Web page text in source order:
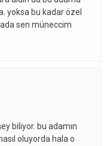
yoksa bu kadar özel
sen müneccim
biliyor. bu adamın
oluyorda hala o